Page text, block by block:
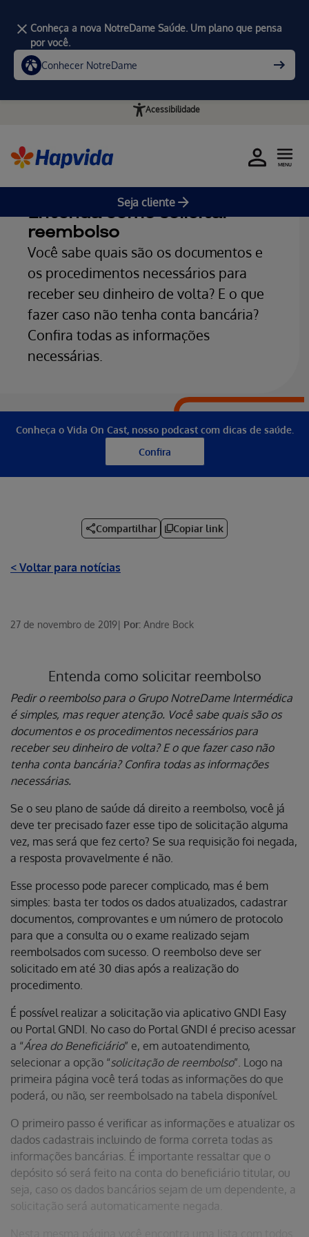
Acessibilidade
Seja cliente
MENU
Conheça a nova NotreDame Saúde. Um plano que pensa
por você.
Conhecer NotreDame
Entenda como solicitar
reembolso
Você sabe quais são os documentos e
os procedimentos necessários para
receber seu dinheiro de volta? E o que
fazer caso não tenha conta bancária?
Confira todas as informações
necessárias.
Conheça o Vida On Cast, nosso podcast com dicas de saúde.
Confira
< Voltar para notícias
Compartilhar Copiar link
27 de novembro de 2019| Por: Andre Bock
Entenda como solicitar reembolso
Pedir o reembolso para o Grupo NotreDame Intermédica
é simples, mas requer atenção. Você sabe quais são os
documentos e os procedimentos necessários para
receber seu dinheiro de volta? E o que fazer caso não
tenha conta bancária? Confira todas as informações
necessárias.
Se o seu plano de saúde dá direito a reembolso, você já
deve ter precisado fazer esse tipo de solicitação alguma
vez, mas será que fez certo? Se sua requisição foi negada,
a resposta provavelmente é não.
Esse processo pode parecer complicado, mas é bem
simples: basta ter todos os dados atualizados, cadastrar
documentos, comprovantes e um número de protocolo
para que a consulta ou o exame realizado sejam
reembolsados com sucesso. O reembolso deve ser
solicitado em até 30 dias após a realização do
procedimento.
É possível realizar a solicitação via aplicativo GNDI Easy
ou Portal GNDI. No caso do Portal GNDI é preciso acessar
a “Área do Beneficiário” e, em autoatendimento,
selecionar a opção “solicitação de reembolso”. Logo na
primeira página você terá todas as informações do que
poderá, ou não, ser reembolsado na tabela disponível.
O primeiro passo é verificar as informações e atualizar os
dados cadastrais incluindo de forma correta todas as
informações bancárias. É importante ressaltar que o
depósito só será feito na conta do beneficiário titular, ou
seja, caso os dados bancários sejam de um dependente, a
solicitação será automaticamente negada.